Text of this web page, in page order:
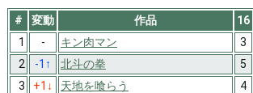
# 変動 作品 16
1
- キン肉マン 3
2
-1 ↑ 北斗の拳 5
3
+1 ↓ 天地を喰らう 4